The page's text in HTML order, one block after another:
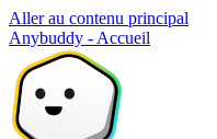
Aller au contenu principal
Anybuddy - Accueil